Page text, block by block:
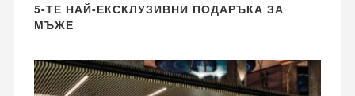
5-ТЕ НАЙ-ЕКСКЛУЗИВНИ ПОДАРЪКА ЗА
МЪЖЕ